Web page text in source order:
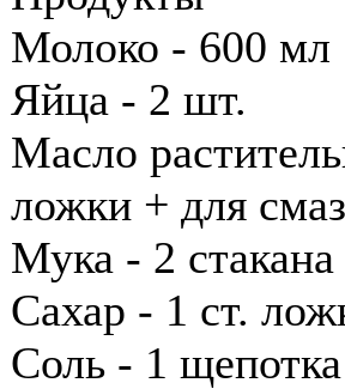
Молоко - 600 мл
Яйца - 2 шт.
Масло
ложки + для
Мука - 2 стакана
Сахар - 1 ст.
Соль - 1 щепотка